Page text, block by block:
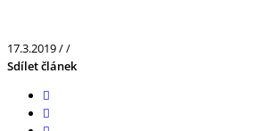
17.3.2019//
Sdílet článek